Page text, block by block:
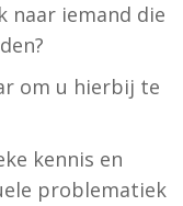
naar iemand die
om u hierbij te
kennis en
problematiek